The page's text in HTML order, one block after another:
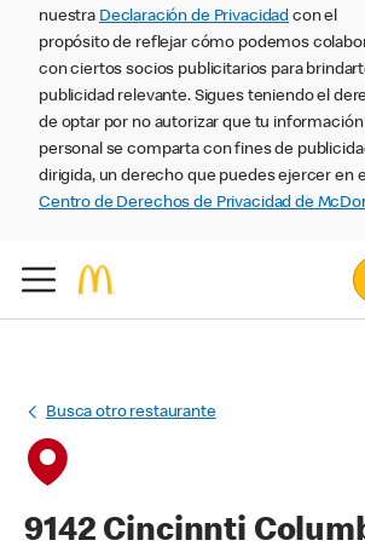
nuestra Declaración de Privacidad con el
propósito de reflejar cómo podemos
con ciertos socios publicitarios para
publicidad relevante. Sigues teniendo el
de optar por no autorizar que tu información
personal se comparta con fines de
dirigida, un derecho que puedes ejercer en
Centro de Derechos de Privacidad de
Busca otro restaurante
9142 Cincinnti